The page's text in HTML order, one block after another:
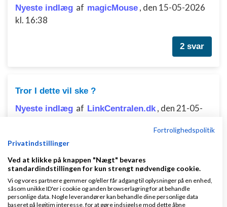
Nyeste indlæg af magicMouse , den 15-05-2026
kl. 16:38
2 svar
Tror I dette vil ske ?
Nyeste indlæg af LinkCentralen.dk , den 21-05-
Fortrolighedspolitik
Privatindstillinger
Ved at klikke på knappen "Nægt" bevares
standardindstillingen for kun strengt nødvendige cookie.
Vi og vores partnere gemmer og/eller får adgang til oplysninger på en enhed,
såsom unikke ID'er i cookie og anden browserlagring for at behandle
personlige data. Nogle leverandører kan behandle dine personlige data
baseret på legitim interesse, for at gøre indsigelse mod dette åbne